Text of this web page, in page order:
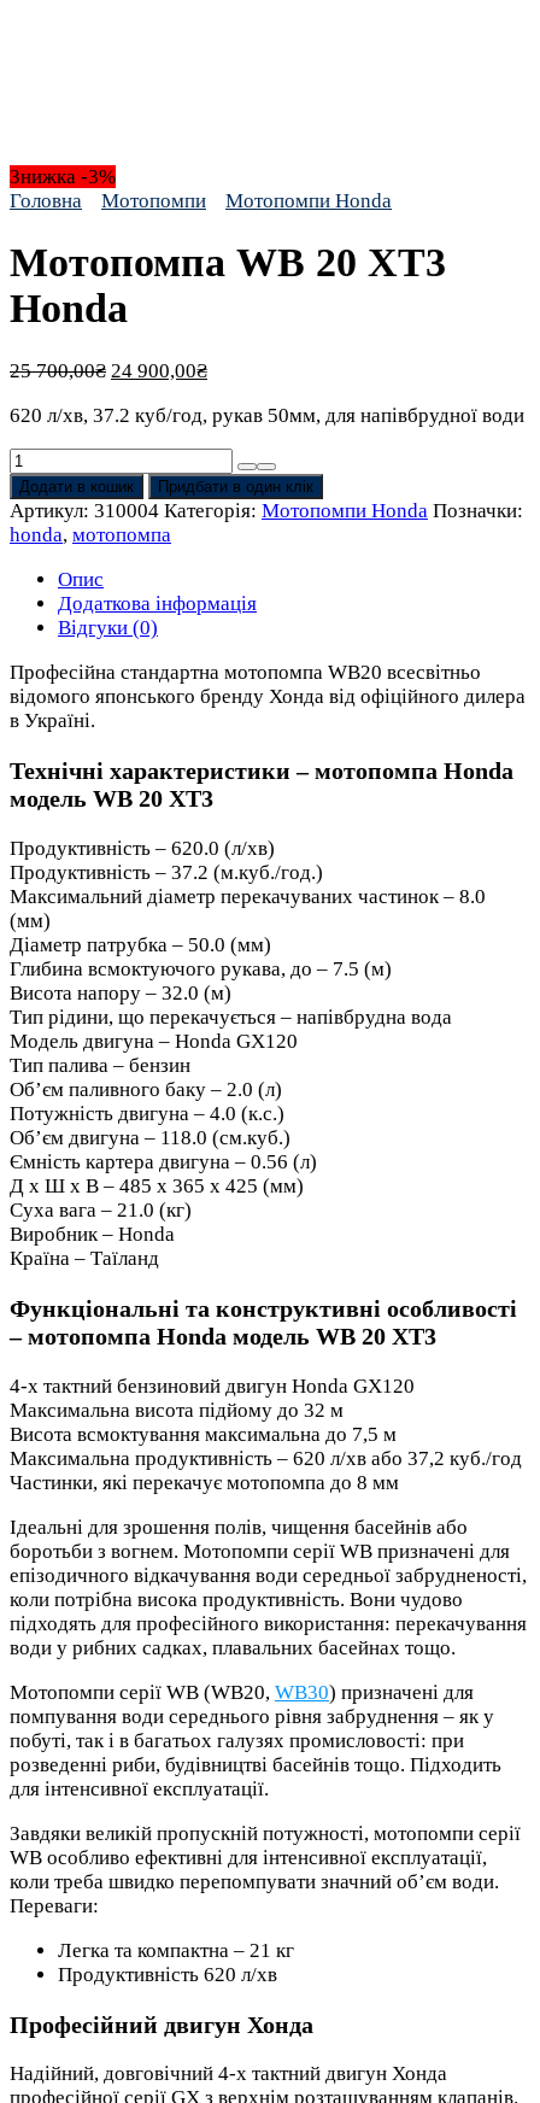
Знижка -3%
Головна
Мотопомпи Мотопомпи Honda
Мотопомпа WB 20 XT3
Honda
25 700,00₴ Оригінальна
25 700,00₴.
24 900,00₴Поточна
24 900,00₴.
620 л/хв, 37.2 куб/год, рукав 50мм, для напівбрудної води
Мотопомпа
WB
20
XT3
кількість
Додати в кошик Придбати в один клік
Артикул: 310004 Категорія: Мотопомпи Honda Позначки:
honda, мотопомпа
Опис
Додаткова інформація
Відгуки (0)
Професійна стандартна мотопомпа WB20 всесвітньо
відомого японського бренду Хонда від офіційного дилера
в Україні.
Технічні характеристики – мотопомпа Honda
модель WB 20 XT3
Продуктивність – 620.0 (л/хв)
Продуктивність – 37.2 (м.куб./год.)
Максимальний діаметр перекачуваних частинок – 8.0
(мм)
Діаметр патрубка – 50.0 (мм)
Глибина всмоктуючого рукава, до – 7.5 (м)
Висота напору – 32.0 (м)
Тип рідини, що перекачується – напівбрудна вода
Модель двигуна – Honda GX120
Тип палива – бензин
Об’єм паливного баку – 2.0 (л)
Потужність двигуна – 4.0 (к.с.)
Об’єм двигуна – 118.0 (см.куб.)
Ємність картера двигуна – 0.56 (л)
Д х Ш х В – 485 х 365 х 425 (мм)
Суха вага – 21.0 (кг)
Виробник – Honda
Країна – Таїланд
Функціональні та конструктивні особливості
– мотопомпа Honda модель WB 20 XT3
4-х тактний бензиновий двигун Honda GX120
Максимальна висота підйому до 32 м
Висота всмоктування максимальна до 7,5 м
Максимальна продуктивність – 620 л/хв або 37,2 куб./год
Частинки, які перекачує мотопомпа до 8 мм
Ідеальні для зрошення полів, чищення басейнів або
боротьби з вогнем. Мотопомпи серії WB призначені для
епізодичного відкачування води середньої забрудненості,
коли потрібна висока продуктивність. Вони чудово
підходять для професійного використання: перекачування
води у рибних садках, плавальних басейнах тощо.
Мотопомпи серії WB (WB20, WB30) призначені для
помпування води середнього рівня забруднення – як у
побуті, так і в багатьох галузях промисловості: при
розведенні риби, будівництві басейнів тощо. Підходить
для інтенсивної експлуатації.
Завдяки великій пропускній потужності, мотопомпи серії
WB особливо ефективні для інтенсивної експлуатації,
коли треба швидко перепомпувати значний об’єм води.
Переваги:
Легка та компактна – 21 кг
Продуктивність 620 л/хв
Професійний двигун Хонда
Надійний, довговічний 4-х тактний двигун Хонда
професійної серії GX з верхнім розташуванням клапанів.